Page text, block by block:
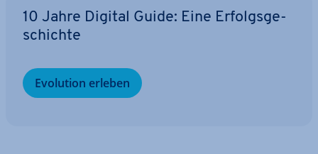
10 Jahre Digital Guide: Eine Er­folgs­ge­
schich­te
Evolution erleben